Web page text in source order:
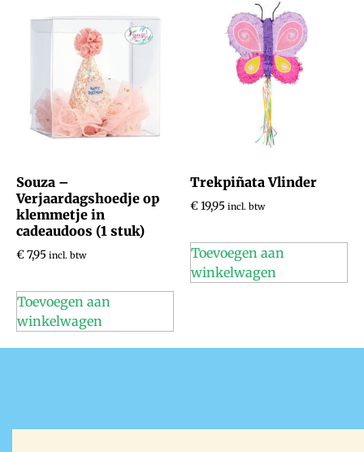
Souza –
Verjaardagshoedje op
klemmetje in
cadeaudoos (1 stuk)
€7,95 incl. btw
Toevoegen aan
winkelwagen
Trekpiñata Vlinder
€19,95 incl. btw
Toevoegen aan
winkelwagen